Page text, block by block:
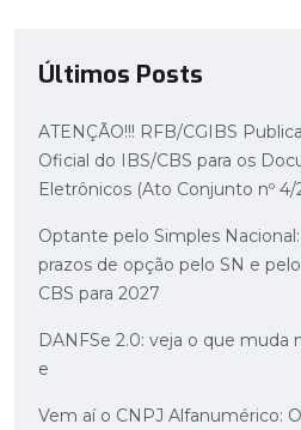
Últimos Posts
ATENÇÃO!!! RFB/CGIBS
Oficial do IBS/CBS para os
Eletrônicos (Ato Conjunto nº 4/
Optante pelo Simples
prazos de opção pelo SN e
CBS para 2027
DANFSe 2.0: veja o que muda
e
Vem aí o CNPJ Alfanumérico: